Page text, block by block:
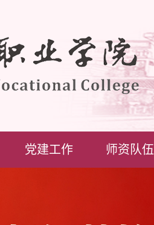
党建工作 师资队伍